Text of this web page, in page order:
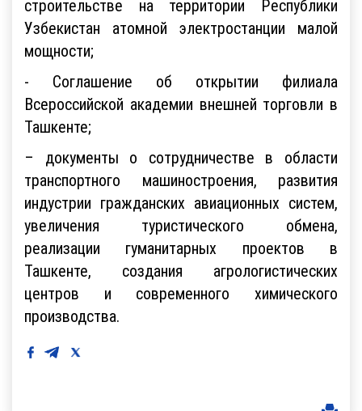
строительстве на территории Республики
Узбекистан атомной электростанции малой
мощности;
- Соглашение об открытии филиала
Всероссийской академии внешней торговли в
Ташкенте;
– документы о сотрудничестве в области
транспортного машиностроения, развития
индустрии гражданских авиационных систем,
увеличения туристического обмена,
реализации гуманитарных проектов в
Ташкенте, создания агрологистических
центров и современного химического
производства.